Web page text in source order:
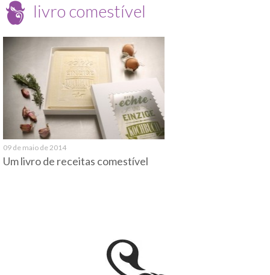
livro comestível
09 de maio de 2014
Um livro de receitas comestível